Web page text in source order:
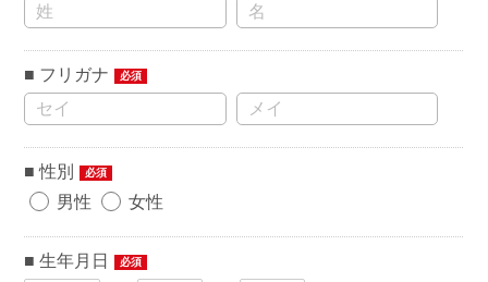
フリガナ 必須
性別 必須
男性 女性
生年月日 必須